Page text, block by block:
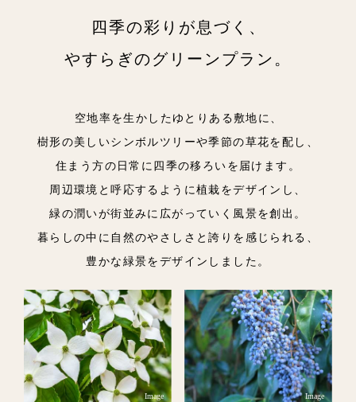
四季の彩りが息づく、
やすらぎのグリーンプラン。
空地率を生かしたゆとりある敷地に、
樹形の美しいシンボルツリーや季節の草花を配し、
住まう方の日常に四季の移ろいを届けます。
周辺環境と呼応するように植栽をデザインし、
緑の潤いが街並みに広がっていく風景を創出。
暮らしの中に自然のやさしさと誇りを感じられる、
豊かな緑景をデザインしました。
Image Image